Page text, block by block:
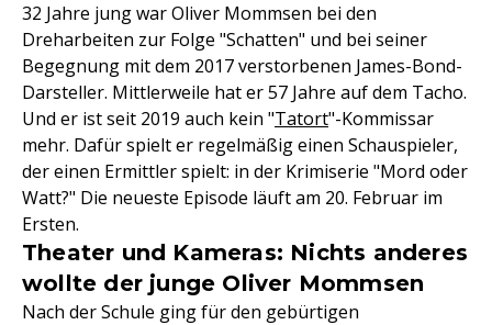
32 Jahre jung war Oliver Mommsen bei den
Dreharbeiten zur Folge "Schatten" und bei seiner
Begegnung mit dem 2017 verstorbenen James-Bond-
Darsteller. Mittlerweile hat er 57 Jahre auf dem Tacho.
Und er ist seit 2019 auch kein "Tatort"-Kommissar
mehr. Dafür spielt er regelmäßig einen Schauspieler,
der einen Ermittler spielt: in der Krimiserie "Mord oder
Watt?" Die neueste Episode läuft am 20. Februar im
Ersten.
Theater und Kameras: Nichts anderes
wollte der junge Oliver Mommsen
Nach der Schule ging für den gebürtigen